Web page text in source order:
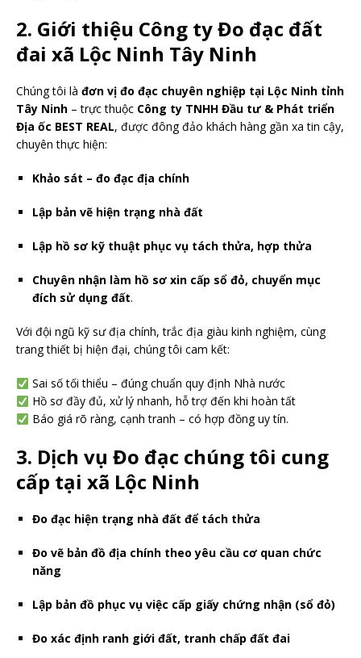
2. Giới thiệu Công ty Đo đạc đất
đai xã Lộc Ninh Tây Ninh
Chúng tôi là đơn vị đo đạc chuyên nghiệp tại Lộc Ninh tỉnh
Tây Ninh – trực thuộc Công ty TNHH Đầu tư & Phát triển
Địa ốc BEST REAL, được đông đảo khách hàng gần xa tin cậy,
chuyên thực hiện:
Khảo sát – đo đạc địa chính
Lập bản vẽ hiện trạng nhà đất
Lập hồ sơ kỹ thuật phục vụ tách thửa, hợp thửa
Chuyên nhận làm hồ sơ xin cấp sổ đỏ, chuyển mục
đích sử dụng đất.
Với đội ngũ kỹ sư địa chính, trắc địa giàu kinh nghiệm, cùng
trang thiết bị hiện đại, chúng tôi cam kết:
Sai số tối thiểu – đúng chuẩn quy định Nhà nước
Hồ sơ đầy đủ, xử lý nhanh, hỗ trợ đến khi hoàn tất
Báo giá rõ ràng, cạnh tranh – có hợp đồng uy tín.
3. Dịch vụ Đo đạc chúng tôi cung
cấp tại xã Lộc Ninh
Đo đạc hiện trạng nhà đất để tách thửa
Đo vẽ bản đồ địa chính theo yêu cầu cơ quan chức
năng
Lập bản đồ phục vụ việc cấp giấy chứng nhận (sổ đỏ)
Đo xác định ranh giới đất, tranh chấp đất đai